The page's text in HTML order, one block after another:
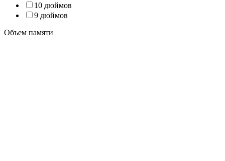
10 дюймов
9 дюймов
Объем памяти